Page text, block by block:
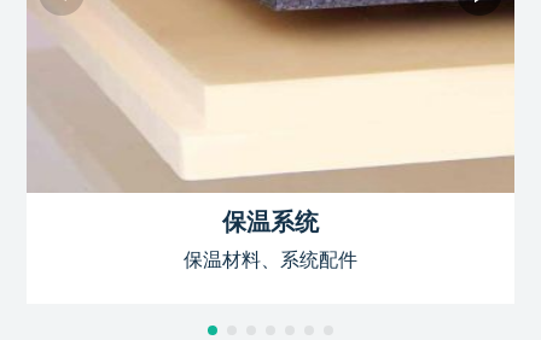
保温系统
保温材料、系统配件